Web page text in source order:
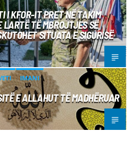
I KFOR-IT PRET NË TAKIM
LARTË TË MBROJTJES SË
SITUATA E SIGURISË
IMANI
E ALLAHUT TË MADHËRUAR